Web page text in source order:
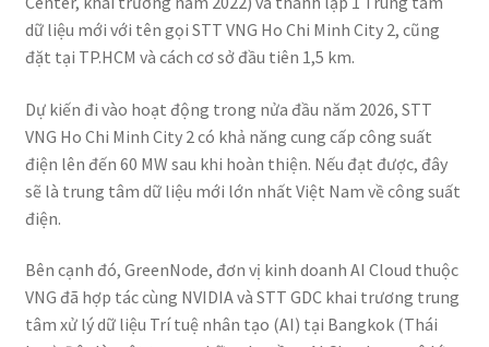
dữ liệu mới với tên gọi STT VNG Ho Chi Minh City 2, cũng
đặt tại TP.HCM và cách cơ sở đầu tiên 1,5 km.
Dự kiến đi vào hoạt động trong nửa đầu năm 2026, STT
VNG Ho Chi Minh City 2 có khả năng cung cấp công suất
điện lên đến 60 MW sau khi hoàn thiện. Nếu đạt được, đây
sẽ là trung tâm dữ liệu mới lớn nhất Việt Nam về công suất
điện.
Bên cạnh đó, GreenNode, đơn vị kinh doanh AI Cloud thuộc
VNG đã hợp tác cùng NVIDIA và STT GDC khai trương trung
tâm xử lý dữ liệu Trí tuệ nhân tạo (AI) tại Bangkok (Thái